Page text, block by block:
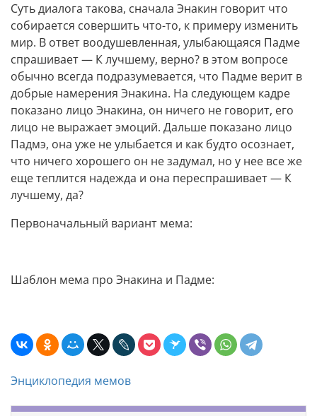
Суть диалога такова, сначала Энакин говорит что
собирается совершить что-то, к примеру изменить
мир. В ответ воодушевленная, улыбающаяся Падме
спрашивает — К лучшему, верно? в этом вопросе
обычно всегда подразумевается, что Падме верит в
добрые намерения Энакина. На следующем кадре
показано лицо Энакина, он ничего не говорит, его
лицо не выражает эмоций. Дальше показано лицо
Падмэ, она уже не улыбается и как будто осознает,
что ничего хорошего он не задумал, но у нее все же
еще теплится надежда и она переспрашивает — К
лучшему, да?
Первоначальный вариант мема:
Шаблон мема про Энакина и Падме:
Энциклопедия мемов